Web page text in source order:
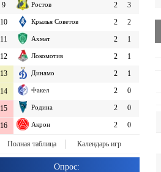
9
Ростов 2
3
10
Крылья Советов 2
2
11
Ахмат 2
1
12
Локомотив 2
1
13
Динамо 2 1
14 Факел 2 0
15 Родина 2 0
16 Акрон 2 0
Полная таблица Календарь игр
Опрос: